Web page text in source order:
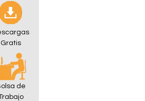
Gratis
de